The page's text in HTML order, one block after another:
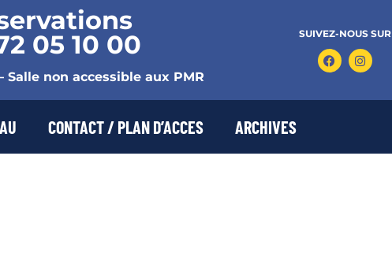
05 10 00
Salle non accessible aux PMR
SUIVEZ-NOUS SUR
CONTACT / PLAN D’ACCES ARCHIVES